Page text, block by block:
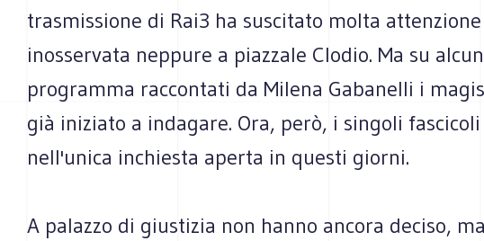
trasmissione di Rai3 ha suscitato molta
inosservata neppure a piazzale Clodio. Ma su
programma raccontati da Milena Gabanelli i
già iniziato a indagare. Ora, però, i singoli
nell'unica inchiesta aperta in questi giorni.
A palazzo di giustizia non hanno ancora deciso,